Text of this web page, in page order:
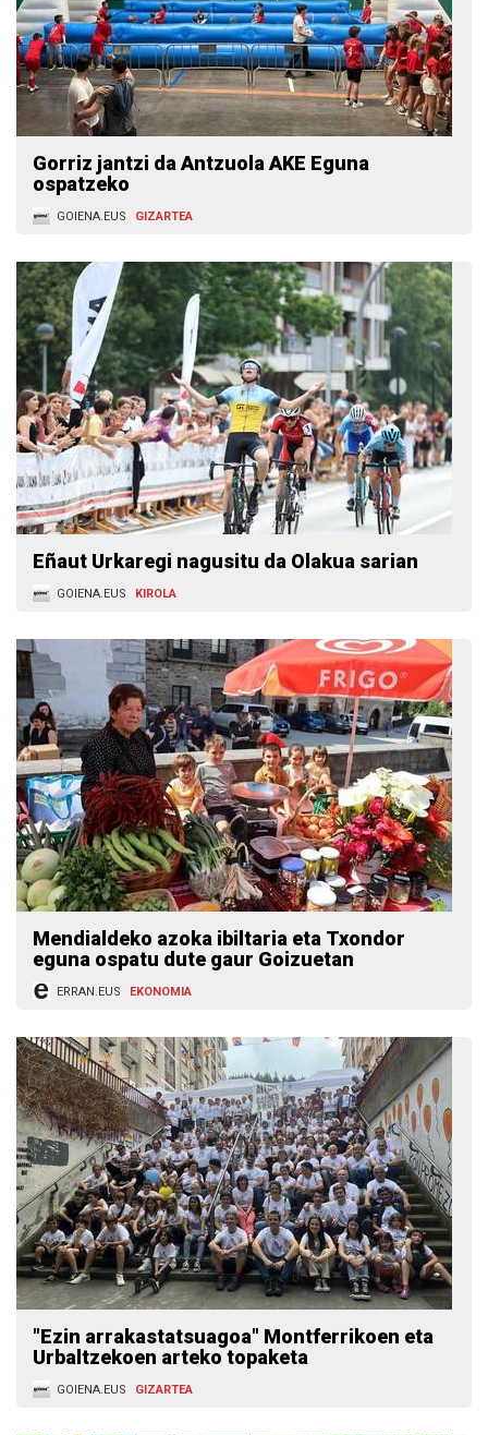
Gorriz jantzi da Antzuola AKE Eguna
ospatzeko
GOIENA.EUS GIZARTEA
Eñaut Urkaregi nagusitu da Olakua sarian
GOIENA.EUS KIROLA
Mendialdeko azoka ibiltaria eta Txondor
eguna ospatu dute gaur Goizuetan
ERRAN.EUS EKONOMIA
"Ezin arrakastatsuagoa" Montferrikoen eta
Urbaltzekoen arteko topaketa
GOIENA.EUS GIZARTEA